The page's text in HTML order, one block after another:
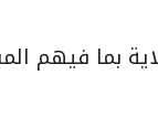
بما فيهم